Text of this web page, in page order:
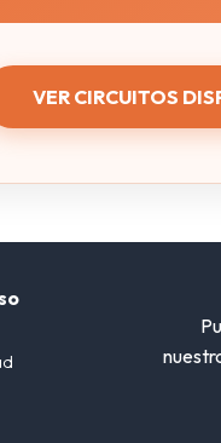
VER CIRCUITOS